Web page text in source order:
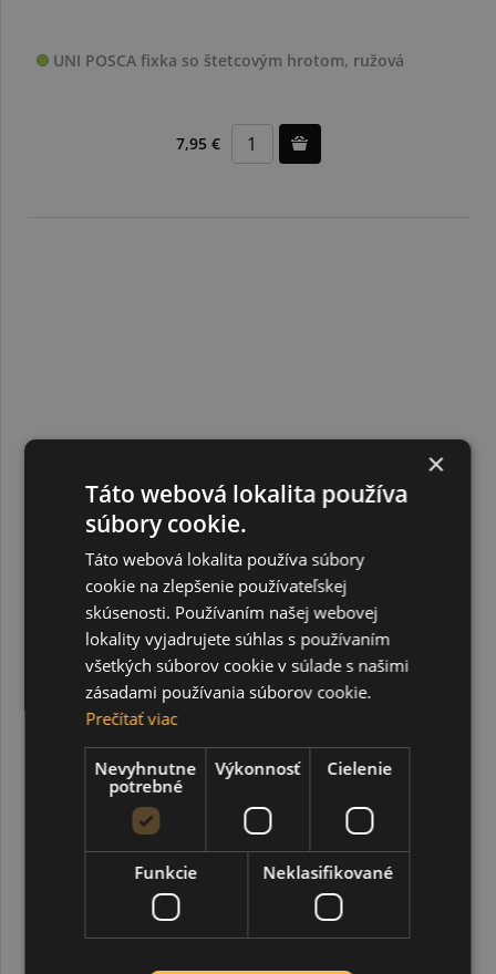
UNI POSCA fixka so štetcovým hrotom, ružová
7,95 €
UNI POSCA fixka so štetcovým hrotom, strieborná
×
Táto webová lokalita používa
súbory cookie.
Táto webová lokalita používa súbory
cookie na zlepšenie používateľskej
skúsenosti. Používaním našej webovej
lokality vyjadrujete súhlas s používaním
všetkých súborov cookie v súlade s našimi
zásadami používania súborov cookie.
Prečítať viac
Nevyhnutne
potrebné
Výkonnosť Cielenie
Funkcie Neklasifikované